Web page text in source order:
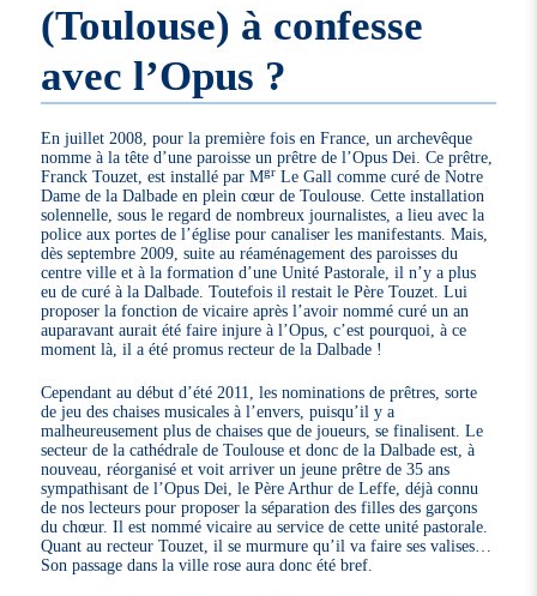
(Toulouse) à confesse
avec l’Opus ?
En juillet 2008, pour la première fois en France, un archevêque
nomme à la tête d’une paroisse un prêtre de l’Opus Dei. Ce prêtre,
Franck Touzet, est installé par Mgr Le Gall comme curé de Notre
Dame de la Dalbade en plein cœur de Toulouse. Cette installation
solennelle, sous le regard de nombreux journalistes, a lieu avec la
police aux portes de l’église pour canaliser les manifestants. Mais,
dès septembre 2009, suite au réaménagement des paroisses du
centre ville et à la formation d’une Unité Pastorale, il n’y a plus
eu de curé à la Dalbade. Toutefois il restait le Père Touzet. Lui
proposer la fonction de vicaire après l’avoir nommé curé un an
auparavant aurait été faire injure à l’Opus, c’est pourquoi, à ce
moment là, il a été promus recteur de la Dalbade !
Cependant au début d’été 2011, les nominations de prêtres, sorte
de jeu des chaises musicales à l’envers, puisqu’il y a
malheureusement plus de chaises que de joueurs, se finalisent. Le
secteur de la cathédrale de Toulouse et donc de la Dalbade est, à
nouveau, réorganisé et voit arriver un jeune prêtre de 35 ans
sympathisant de l’Opus Dei, le Père Arthur de Leffe, déjà connu
de nos lecteurs pour proposer la séparation des filles des garçons
du chœur. Il est nommé vicaire au service de cette unité pastorale.
Quant au recteur Touzet, il se murmure qu’il va faire ses valises…
Son passage dans la ville rose aura donc été bref.